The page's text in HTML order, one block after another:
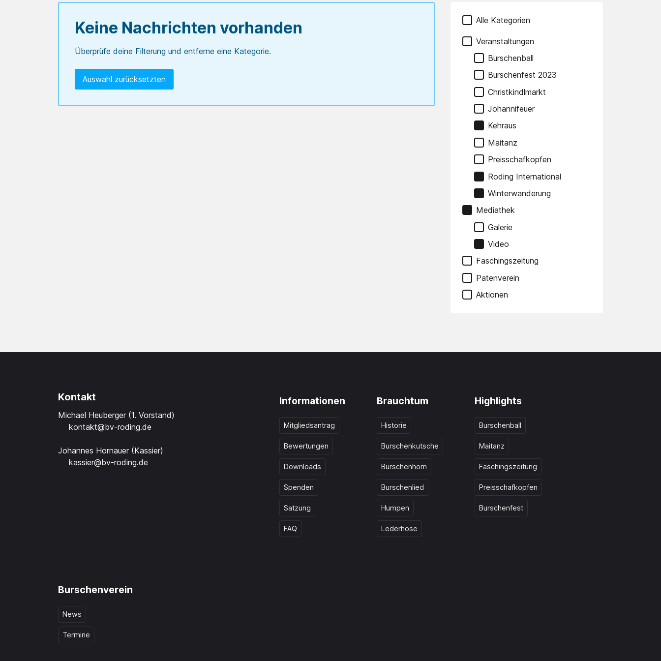
Keine Nachrichten vorhanden
Überprüfe deine Filterung und entferne eine Kategorie.
Auswahl zurücksetzten
Alle Kategorien
Veranstaltungen
Burschenball
Burschenfest 2023
Christkindlmarkt
Johannifeuer
Kehraus
Maitanz
Preisschafkopfen
Roding International
Winterwanderung
Mediathek
Galerie
Video
Faschingszeitung
Patenverein
Aktionen
Kontakt
Michael Heuberger (1. Vorstand)
kontakt@bv-roding.de
Johannes Hornauer (Kassier)
kassier@bv-roding.de
Informationen
Mitgliedsantrag
Bewertungen
Downloads
Spenden
Satzung
FAQ
Brauchtum
Historie
Burschenkutsche
Burschenhorn
Burschenlied
Humpen
Lederhose
Highlights
Burschenball
Maitanz
Faschingszeitung
Preisschafkopfen
Burschenfest
Burschenverein
News
Termine